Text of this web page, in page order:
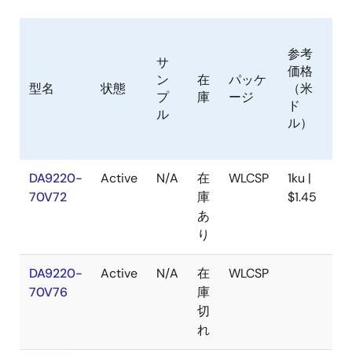
型名 状態
サ
ン
プ
ル
在
庫
パッケ
ージ
参考
価格
（米
ド
ル）
DA9220-
70V72
Active N/A
在
庫
あ
り
WLCSP
1ku |
$1.45
DA9220-
70V76
Active N/A
在
庫
切
れ
WLCSP